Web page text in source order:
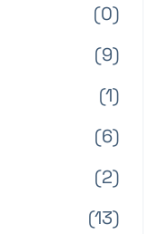
(0)
(9)
(1)
(6)
(2)
(13)